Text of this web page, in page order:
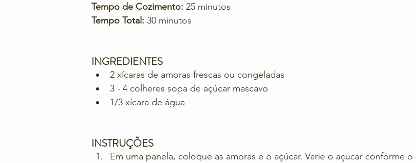
Tempo de Cozimento: 25 minutos
Tempo Total: 30 minutos
INGREDIENTES
2 xícaras de amoras frescas ou congeladas
3 - 4 colheres sopa de açúcar mascavo
1/3 xícara de água
INSTRUÇÕES
Em uma panela, coloque as amoras e o açúcar. Varie o açúcar conforme o